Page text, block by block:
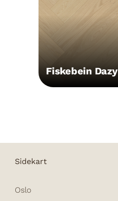
Fiskebein Dazy
Sidekart
Oslo